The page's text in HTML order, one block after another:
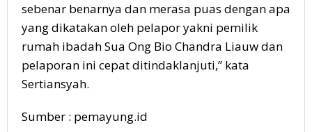
sebenar benarnya dan merasa puas dengan apa
yang dikatakan oleh pelapor yakni pemilik
rumah ibadah Sua Ong Bio Chandra Liauw dan
pelaporan ini cepat ditindaklanjuti,” kata
Sertiansyah.
Sumber : pemayung.id